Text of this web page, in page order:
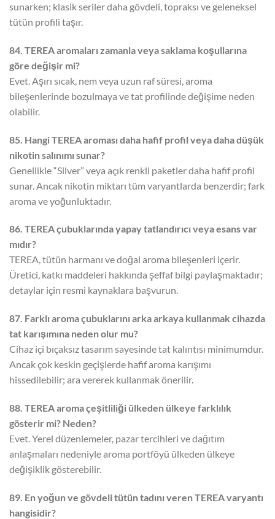
sunarken; klasik seriler daha gövdeli, topraksı ve geleneksel
tütün profili taşır.
84. TEREA aromaları zamanla veya saklama koşullarına
göre değişir mi?
Evet. Aşırı sıcak, nem veya uzun raf süresi, aroma
bileşenlerinde bozulmaya ve tat profilinde değişime neden
olabilir.
85. Hangi TEREA aroması daha hafif profil veya daha düşük
nikotin salınımı sunar?
Genellikle “Silver” veya açık renkli paketler daha hafif profil
sunar. Ancak nikotin miktarı tüm varyantlarda benzerdir; fark
aroma ve yoğunluktadır.
86. TEREA çubuklarında yapay tatlandırıcı veya esans var
mıdır?
TEREA, tütün harmanı ve doğal aroma bileşenleri içerir.
Üretici, katkı maddeleri hakkında şeffaf bilgi paylaşmaktadır;
detaylar için resmi kaynaklara başvurun.
87. Farklı aroma çubuklarını arka arkaya kullanmak cihazda
tat karışımına neden olur mu?
Cihaz içi bıçaksız tasarım sayesinde tat kalıntısı minimumdur.
Ancak çok keskin geçişlerde hafif aroma karışımı
hissedilebilir; ara vererek kullanmak önerilir.
88. TEREA aroma çeşitliliği ülkeden ülkeye farklılık
gösterir mi? Neden?
Evet. Yerel düzenlemeler, pazar tercihleri ve dağıtım
anlaşmaları nedeniyle aroma portföyü ülkeden ülkeye
değişiklik gösterebilir.
89. En yoğun ve gövdeli tütün tadını veren TEREA varyantı
hangisidir?